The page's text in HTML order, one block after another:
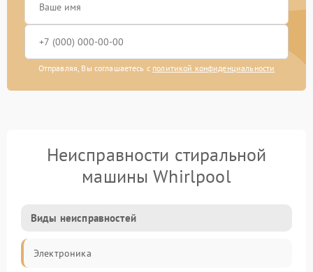
Отправляя, Вы соглашаетесь с политикой конфиденциальности
Неисправности стиральной
машины Whirlpool
Виды неисправностей
Электроника